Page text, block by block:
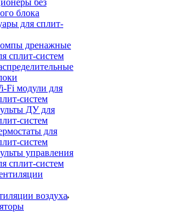
без
блока
для сплит-
дренажные
сплит-систем
Fi модули для
систем
ДУ для
систем
для
систем
управления
сплит-систем
воздуха